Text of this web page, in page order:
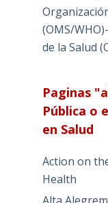
(OMS/
de la Salud
Paginas
Pública o
en Salud
Action on
Health